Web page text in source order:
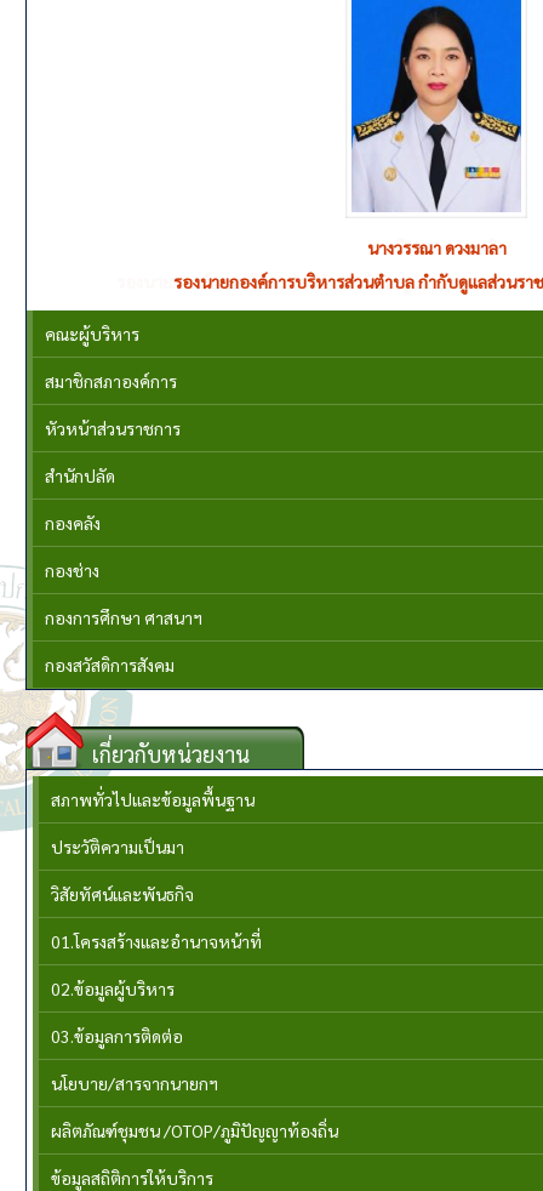
นายวีรชน ดวงมาเกิด
รองนายกองค์การบริหารส่วนตำบล กำกับดูแลส่วนราชการก
คณะผู้บริหาร
สมาชิกสภาองค์การ
หัวหน้าส่วนราชการ
สำนักปลัด
กองคลัง
กองช่าง
กองการศึกษา ศาสนาฯ
กองสวัสดิการสังคม
เกี่ยวกับหน่วยงาน
สภาพทั่วไปและข้อมูลพื้นฐาน
ประวัติความเป็นมา
วิสัยทัศน์และพันธกิจ
01.โครงสร้างและอำนาจหน้าที่
02.ข้อมูลผู้บริหาร
03.ข้อมูลการติดต่อ
นโยบาย/สารจากนายกฯ
ผลิตภัณฑ์ชุมชน /OTOP/ภูมิปัญญาท้องถิ่น
ข้อมูลสถิติการให้บริการ